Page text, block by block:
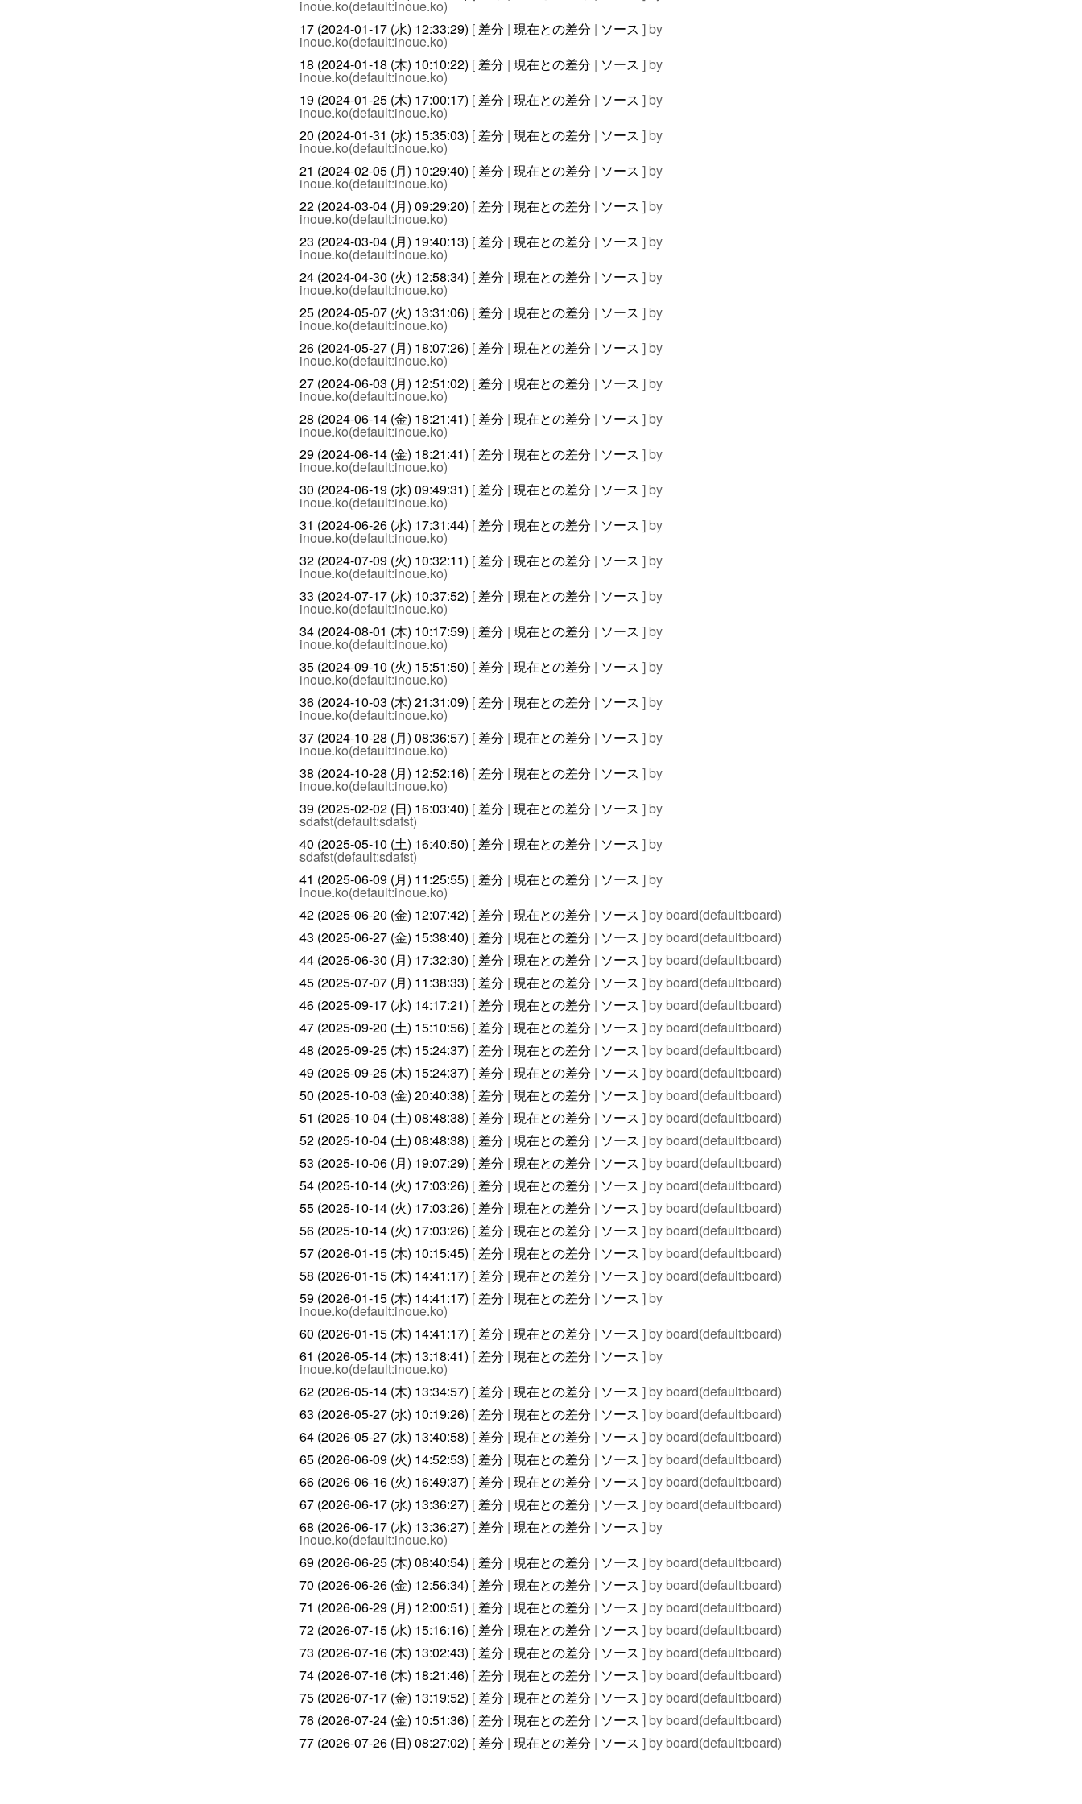
inoue.ko(default:inoue.ko)
17 (2024-01-17 (水) 12:33:29) [ 差分 | 現在との差分 | ソース ] by
inoue.ko(default:inoue.ko)
18 (2024-01-18 (木) 10:10:22) [ 差分 | 現在との差分 | ソース ] by
inoue.ko(default:inoue.ko)
19 (2024-01-25 (木) 17:00:17) [ 差分 | 現在との差分 | ソース ] by
inoue.ko(default:inoue.ko)
20 (2024-01-31 (水) 15:35:03) [ 差分 | 現在との差分 | ソース ] by
inoue.ko(default:inoue.ko)
21 (2024-02-05 (月) 10:29:40) [ 差分 | 現在との差分 | ソース ] by
inoue.ko(default:inoue.ko)
22 (2024-03-04 (月) 09:29:20) [ 差分 | 現在との差分 | ソース ] by
inoue.ko(default:inoue.ko)
23 (2024-03-04 (月) 19:40:13) [ 差分 | 現在との差分 | ソース ] by
inoue.ko(default:inoue.ko)
24 (2024-04-30 (火) 12:58:34) [ 差分 | 現在との差分 | ソース ] by
inoue.ko(default:inoue.ko)
25 (2024-05-07 (火) 13:31:06) [ 差分 | 現在との差分 | ソース ] by
inoue.ko(default:inoue.ko)
26 (2024-05-27 (月) 18:07:26) [ 差分 | 現在との差分 | ソース ] by
inoue.ko(default:inoue.ko)
27 (2024-06-03 (月) 12:51:02) [ 差分 | 現在との差分 | ソース ] by
inoue.ko(default:inoue.ko)
28 (2024-06-14 (金) 18:21:41) [ 差分 | 現在との差分 | ソース ] by
inoue.ko(default:inoue.ko)
29 (2024-06-14 (金) 18:21:41) [ 差分 | 現在との差分 | ソース ] by
inoue.ko(default:inoue.ko)
30 (2024-06-19 (水) 09:49:31) [ 差分 | 現在との差分 | ソース ] by
inoue.ko(default:inoue.ko)
31 (2024-06-26 (水) 17:31:44) [ 差分 | 現在との差分 | ソース ] by
inoue.ko(default:inoue.ko)
32 (2024-07-09 (火) 10:32:11) [ 差分 | 現在との差分 | ソース ] by
inoue.ko(default:inoue.ko)
33 (2024-07-17 (水) 10:37:52) [ 差分 | 現在との差分 | ソース ] by
inoue.ko(default:inoue.ko)
34 (2024-08-01 (木) 10:17:59) [ 差分 | 現在との差分 | ソース ] by
inoue.ko(default:inoue.ko)
35 (2024-09-10 (火) 15:51:50) [ 差分 | 現在との差分 | ソース ] by
inoue.ko(default:inoue.ko)
36 (2024-10-03 (木) 21:31:09) [ 差分 | 現在との差分 | ソース ] by
inoue.ko(default:inoue.ko)
37 (2024-10-28 (月) 08:36:57) [ 差分 | 現在との差分 | ソース ] by
inoue.ko(default:inoue.ko)
38 (2024-10-28 (月) 12:52:16) [ 差分 | 現在との差分 | ソース ] by
inoue.ko(default:inoue.ko)
39 (2025-02-02 (日) 16:03:40) [ 差分 | 現在との差分 | ソース ] by
sdafst(default:sdafst)
40 (2025-05-10 (土) 16:40:50) [ 差分 | 現在との差分 | ソース ] by
sdafst(default:sdafst)
41 (2025-06-09 (月) 11:25:55) [ 差分 | 現在との差分 | ソース ] by
inoue.ko(default:inoue.ko)
42 (2025-06-20 (金) 12:07:42) [ 差分 | 現在との差分 | ソース ] by board(default:board)
43 (2025-06-27 (金) 15:38:40) [ 差分 | 現在との差分 | ソース ] by board(default:board)
44 (2025-06-30 (月) 17:32:30) [ 差分 | 現在との差分 | ソース ] by board(default:board)
45 (2025-07-07 (月) 11:38:33) [ 差分 | 現在との差分 | ソース ] by board(default:board)
46 (2025-09-17 (水) 14:17:21) [ 差分 | 現在との差分 | ソース ] by board(default:board)
47 (2025-09-20 (土) 15:10:56) [ 差分 | 現在との差分 | ソース ] by board(default:board)
48 (2025-09-25 (木) 15:24:37) [ 差分 | 現在との差分 | ソース ] by board(default:board)
49 (2025-09-25 (木) 15:24:37) [ 差分 | 現在との差分 | ソース ] by board(default:board)
50 (2025-10-03 (金) 20:40:38) [ 差分 | 現在との差分 | ソース ] by board(default:board)
51 (2025-10-04 (土) 08:48:38) [ 差分 | 現在との差分 | ソース ] by board(default:board)
52 (2025-10-04 (土) 08:48:38) [ 差分 | 現在との差分 | ソース ] by board(default:board)
53 (2025-10-06 (月) 19:07:29) [ 差分 | 現在との差分 | ソース ] by board(default:board)
54 (2025-10-14 (火) 17:03:26) [ 差分 | 現在との差分 | ソース ] by board(default:board)
55 (2025-10-14 (火) 17:03:26) [ 差分 | 現在との差分 | ソース ] by board(default:board)
56 (2025-10-14 (火) 17:03:26) [ 差分 | 現在との差分 | ソース ] by board(default:board)
57 (2026-01-15 (木) 10:15:45) [ 差分 | 現在との差分 | ソース ] by board(default:board)
58 (2026-01-15 (木) 14:41:17) [ 差分 | 現在との差分 | ソース ] by board(default:board)
59 (2026-01-15 (木) 14:41:17) [ 差分 | 現在との差分 | ソース ] by
inoue.ko(default:inoue.ko)
60 (2026-01-15 (木) 14:41:17) [ 差分 | 現在との差分 | ソース ] by board(default:board)
61 (2026-05-14 (木) 13:18:41) [ 差分 | 現在との差分 | ソース ] by
inoue.ko(default:inoue.ko)
62 (2026-05-14 (木) 13:34:57) [ 差分 | 現在との差分 | ソース ] by board(default:board)
63 (2026-05-27 (水) 10:19:26) [ 差分 | 現在との差分 | ソース ] by board(default:board)
64 (2026-05-27 (水) 13:40:58) [ 差分 | 現在との差分 | ソース ] by board(default:board)
65 (2026-06-09 (火) 14:52:53) [ 差分 | 現在との差分 | ソース ] by board(default:board)
66 (2026-06-16 (火) 16:49:37) [ 差分 | 現在との差分 | ソース ] by board(default:board)
67 (2026-06-17 (水) 13:36:27) [ 差分 | 現在との差分 | ソース ] by board(default:board)
68 (2026-06-17 (水) 13:36:27) [ 差分 | 現在との差分 | ソース ] by
inoue.ko(default:inoue.ko)
69 (2026-06-25 (木) 08:40:54) [ 差分 | 現在との差分 | ソース ] by board(default:board)
70 (2026-06-26 (金) 12:56:34) [ 差分 | 現在との差分 | ソース ] by board(default:board)
71 (2026-06-29 (月) 12:00:51) [ 差分 | 現在との差分 | ソース ] by board(default:board)
72 (2026-07-15 (水) 15:16:16) [ 差分 | 現在との差分 | ソース ] by board(default:board)
73 (2026-07-16 (木) 13:02:43) [ 差分 | 現在との差分 | ソース ] by board(default:board)
74 (2026-07-16 (木) 18:21:46) [ 差分 | 現在との差分 | ソース ] by board(default:board)
75 (2026-07-17 (金) 13:19:52) [ 差分 | 現在との差分 | ソース ] by board(default:board)
76 (2026-07-24 (金) 10:51:36) [ 差分 | 現在との差分 | ソース ] by board(default:board)
77 (2026-07-26 (日) 08:27:02) [ 差分 | 現在との差分 | ソース ] by board(default:board)